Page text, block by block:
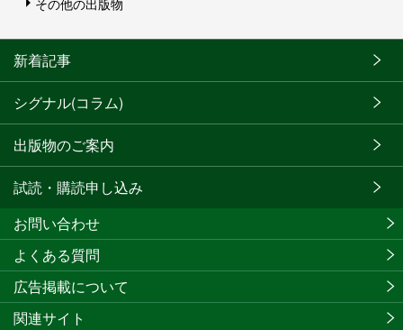
その他の出版物
新着記事
シグナル(コラム)
出版物のご案内
試読・購読申し込み
お問い合わせ
よくある質問
広告掲載について
関連サイト